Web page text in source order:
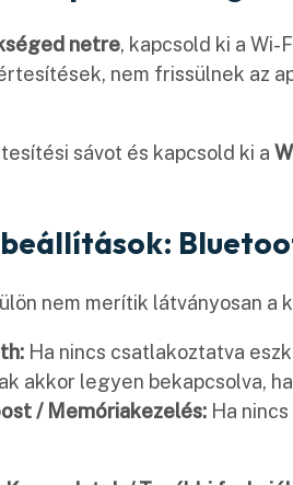
netre, kapcsold ki a Wi-
nem frissülnek az
sávot és kapcsold ki a
nem merítik látványosan
Ha nincs csatlakoztatva
akkor legyen bekapcsolva,
/ Memóriakezelés: Ha